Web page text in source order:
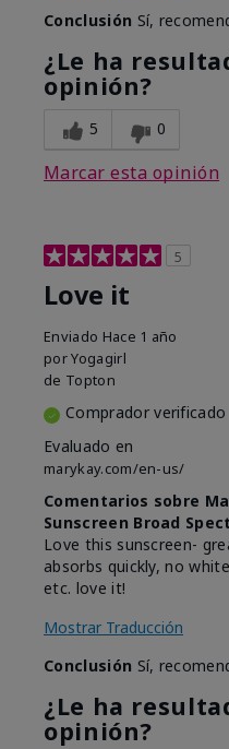
Conclusión Sí,
¿Le ha
opinión?
5 0
Marcar esta opinión
5
Love it
Enviado Hace 1 año
porYogagirl
de Topton
Comprador verificado
Evaluado en
marykay.com/en-us/
Comentarios sobre
Sunscreen Broad
Love this sunscreen-
absorbs quickly, no
etc. love it!
Mostrar Traducción
Conclusión Sí,
¿Le ha
opinión?